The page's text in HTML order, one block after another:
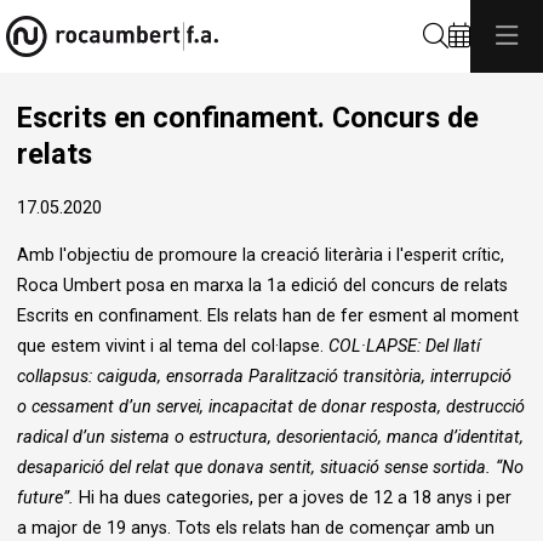
Escrits en confinament. Concurs de
relats
17.05.2020
Amb l'objectiu de promoure la creació literària i l'esperit crític,
Roca Umbert posa en marxa la 1a edició del concurs de relats
Escrits en confinament. Els relats han de fer esment al moment
que estem vivint i al tema del col·lapse.COL·LAPSE: Del llatí
collapsus: caiguda, ensorrada Paralització transitòria, interrupció
o cessament d’un servei, incapacitat de donar resposta, destrucció
radical d’un sistema o estructura, desorientació, manca d’identitat,
desaparició del relat que donava sentit, situació sense sortida. “No
future”. Hi ha dues categories, per a joves de 12 a 18 anys i per
a major de 19 anys. Tots els relats han de començar amb un